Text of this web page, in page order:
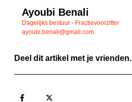
Ayoubi Benali
Dagelijks bestuur - Fractievoorzitter
ayoubi.benali@gmail.com
Deel dit artikel met je vrienden.